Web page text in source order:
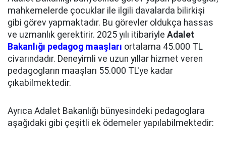
mahkemelerde çocuklar ile ilgili davalarda bilirkişi
gibi görev yapmaktadır. Bu görevler oldukça hassas
ve uzmanlık gerektirir. 2025 yılı itibariyle Adalet
Bakanlığı pedagog maaşları ortalama 45.000 TL
civarındadır. Deneyimli ve uzun yıllar hizmet veren
pedagogların maaşları 55.000 TL'ye kadar
çıkabilmektedir.
Ayrıca Adalet Bakanlığı bünyesindeki pedagoglara
aşağıdaki gibi çeşitli ek ödemeler yapılabilmektedir: